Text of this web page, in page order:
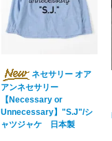
ネセサリー オア
アンネセサリー
【Necessary or
Unnecessary】"S.J"/シ
ャツジャケ 日本製